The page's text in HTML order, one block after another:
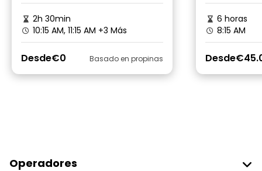
2h 30min
10:15 AM, 11:15 AM +3 Más
Desde€0 Basado en propinas
6 horas
8:15 AM
Desde
Operadores